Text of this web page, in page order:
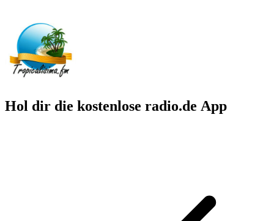
Hol dir die kostenlose radio.de App